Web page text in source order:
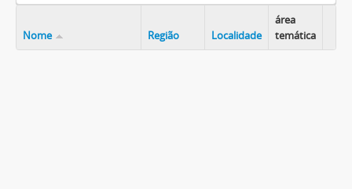
Nome Região Localidade
área
temática